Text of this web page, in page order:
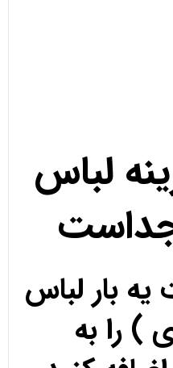
لباس
بار لباس
را به